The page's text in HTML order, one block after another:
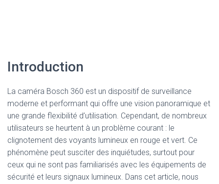
Introduction
La caméra Bosch 360 est un dispositif de surveillance
moderne et performant qui offre une vision panoramique et
une grande flexibilité d’utilisation. Cependant, de nombreux
utilisateurs se heurtent à un problème courant : le
clignotement des voyants lumineux en rouge et vert. Ce
phénomène peut susciter des inquiétudes, surtout pour
ceux qui ne sont pas familiarisés avec les équipements de
sécurité et leurs signaux lumineux. Dans cet article, nous